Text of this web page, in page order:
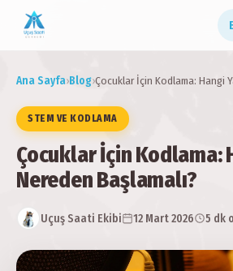
Ana Sayfa›Blog›Çocuklar İçin Kodlama: Hangi
STEM VE KODLAMA
Çocuklar İçin Kodlama:
Nereden Başlamalı?
Uçuş Saati Ekibi 12 Mart 2026 5 dk